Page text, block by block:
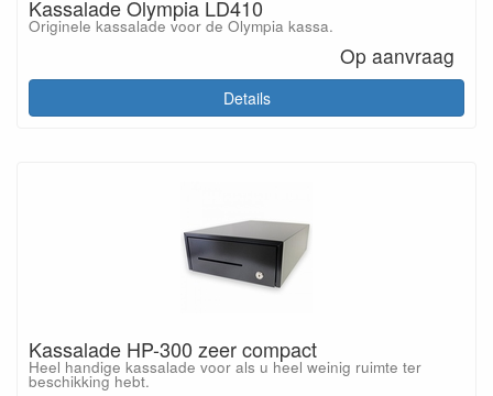
Kassalade Olympia LD410
Originele kassalade voor de Olympia kassa.
Op aanvraag
Details
Kassalade HP-300 zeer compact
Heel handige kassalade voor als u heel weinig ruimte ter
beschikking hebt.